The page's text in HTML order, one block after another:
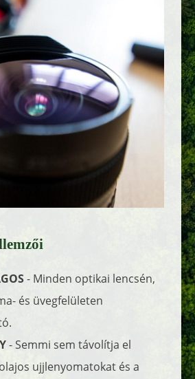
- Minden optikai lencsén,
és üvegfelületen
- Semmi sem távolítja el
ujjlenyomatokat és a